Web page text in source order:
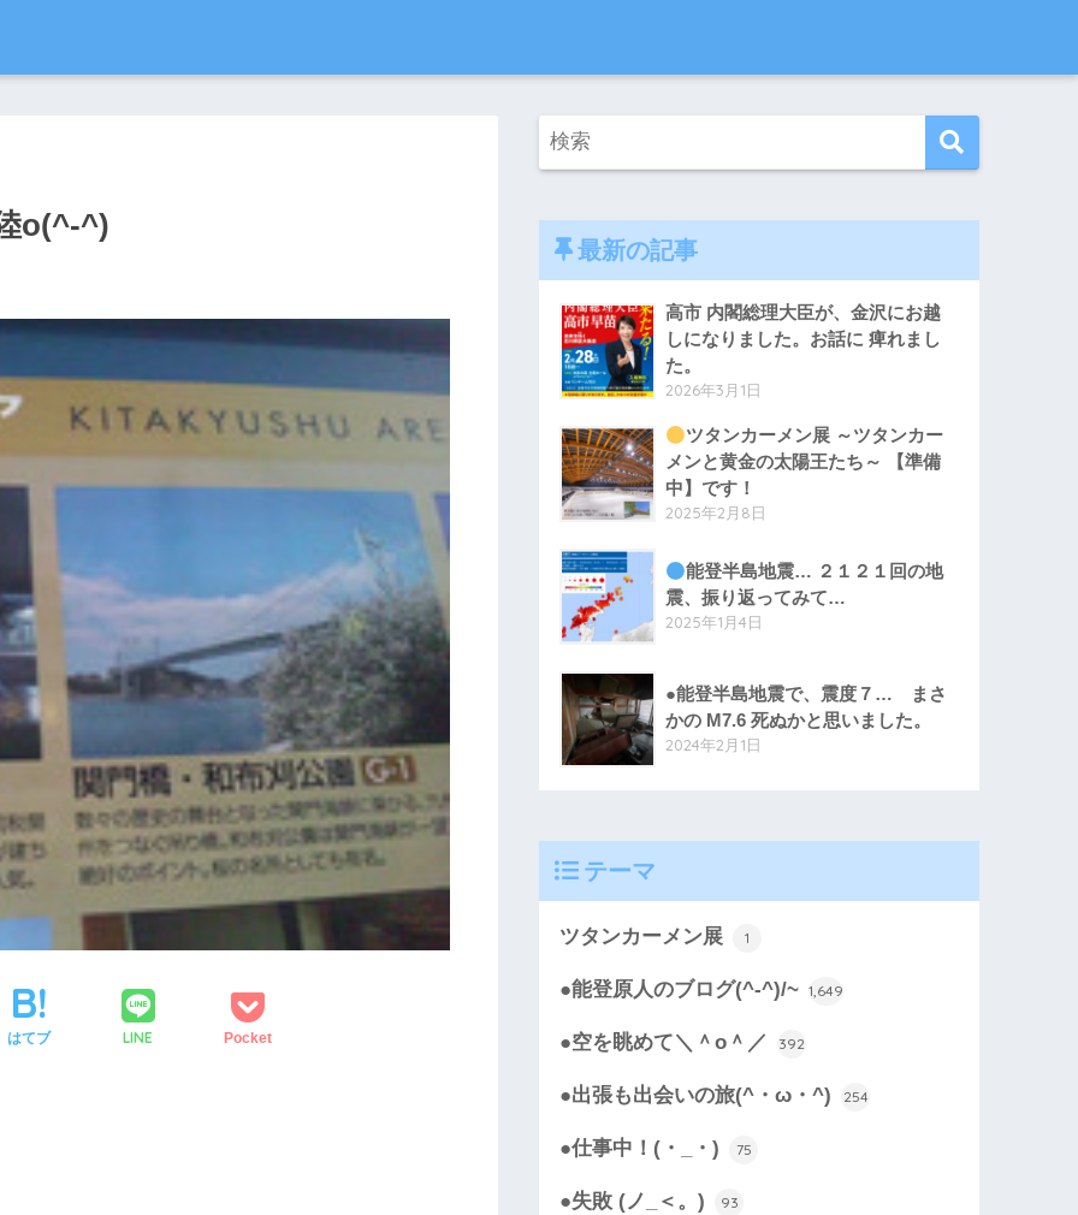
o(^-^)
はてブ LINE Pocket
最新の記事
高市 内閣総理大臣が、金沢にお越
しになりました。お話に 痺れまし
た。
2026年3月1日
ツタンカーメン展 ～ツタンカー
メンと黄金の太陽王たち～ 【準備
中】です！
2025年2月8日
能登半島地震… ２１２１回の地
震、振り返ってみて…
2025年1月4日
●能登半島地震で、震度７… まさ
かの M7.6 死ぬかと思いました。
2024年2月1日
テーマ
ツタンカーメン展 1
●能登原人のブログ(^-^)/~ 1,649
●空を眺めて＼＾o＾／ 392
●出張も出会いの旅(^・ω・^) 254
●仕事中！(・_・) 75
●失敗 (ノ_＜。) 93